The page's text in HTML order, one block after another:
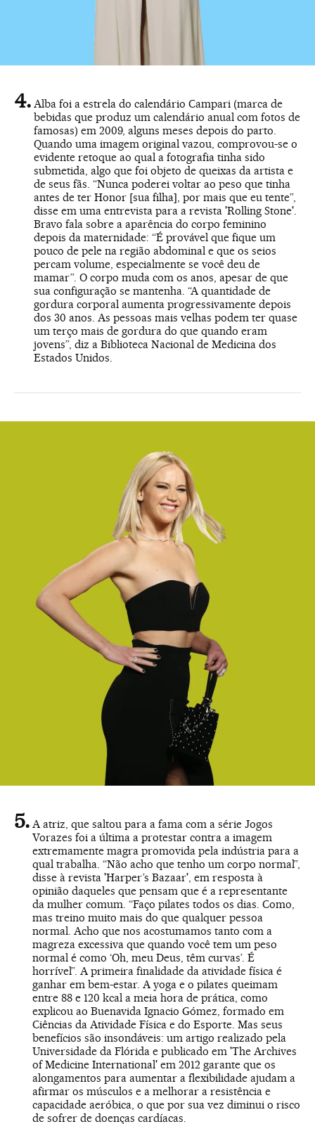
Alba foi a estrela do calendário Campari (marca de
bebidas que produz um calendário anual com fotos de
famosas) em 2009, alguns meses depois do parto.
Quando uma imagem original vazou, comprovou-se o
evidente retoque ao qual a fotografia tinha sido
submetida, algo que foi objeto de queixas da artista e
de seus fãs. “Nunca poderei voltar ao peso que tinha
antes de ter Honor [sua filha], por mais que eu tente”,
disse em uma entrevista para a revista 'Rolling Stone'.
Bravo fala sobre a aparência do corpo feminino
depois da maternidade: “É provável que fique um
pouco de pele na região abdominal e que os seios
percam volume, especialmente se você deu de
mamar”. O corpo muda com os anos, apesar de que
sua configuração se mantenha. “A quantidade de
gordura corporal aumenta progressivamente depois
dos 30 anos. As pessoas mais velhas podem ter quase
um terço mais de gordura do que quando eram
jovens”, diz a Biblioteca Nacional de Medicina dos
Estados Unidos.
A atriz, que saltou para a fama com a série Jogos
Vorazes foi a última a protestar contra a imagem
extremamente magra promovida pela indústria para a
qual trabalha. “Não acho que tenho um corpo normal”,
disse à revista 'Harper’s Bazaar', em resposta à
opinião daqueles que pensam que é a representante
da mulher comum. “Faço pilates todos os dias. Como,
mas treino muito mais do que qualquer pessoa
normal. Acho que nos acostumamos tanto com a
magreza excessiva que quando você tem um peso
normal é como ‘Oh, meu Deus, têm curvas’. É
horrível”. A primeira finalidade da atividade física é
ganhar em bem-estar. A yoga e o pilates queimam
entre 88 e 120 kcal a meia hora de prática, como
explicou ao Buenavida Ignacio Gómez, formado em
Ciências da Atividade Física e do Esporte. Mas seus
benefícios são insondáveis: um artigo realizado pela
Universidade da Flórida e publicado em 'The Archives
of Medicine International' em 2012 garante que os
alongamentos para aumentar a flexibilidade ajudam a
afirmar os músculos e a melhorar a resistência e
capacidade aeróbica, o que por sua vez diminui o risco
de sofrer de doenças cardíacas.